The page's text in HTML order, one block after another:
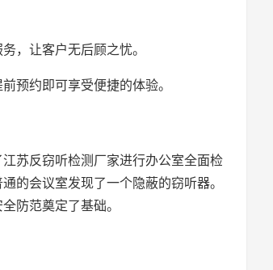
，让客户无后顾之忧。
预约即可享受便捷的体验。
苏反窃听检测厂家进行办公室全面检
的会议室发现了一个隐蔽的窃听器。
防范奠定了基础。